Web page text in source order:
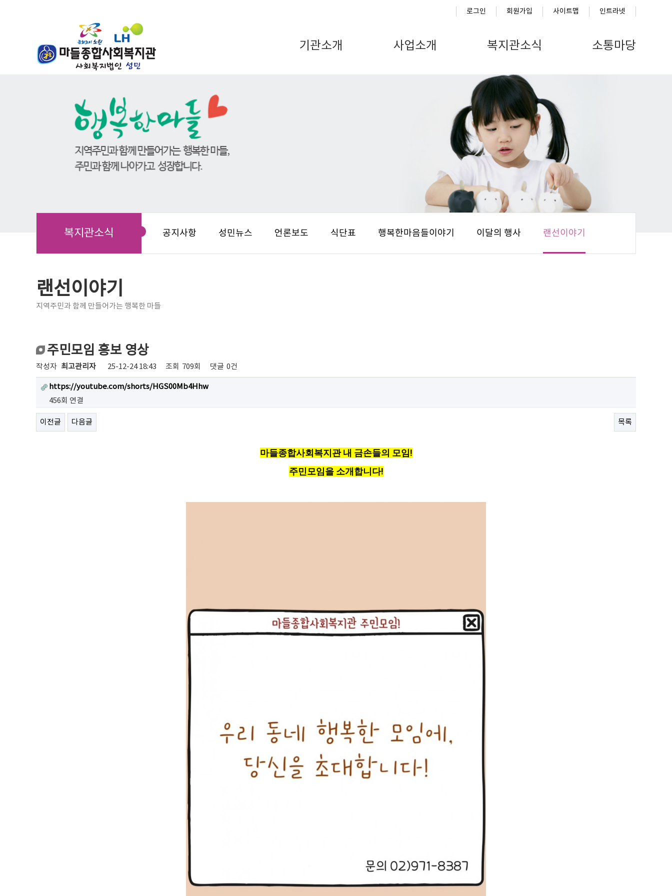
로그인 회원가입 사이트맵 인트라넷
기관소개 사업소개 복지관소식 소통마당
복지관소식 공지사항 성민뉴스 언론보도 식단표 행복한마음들이야기 이달의 행사 랜선이야기
랜선이야기
지역주민과 함께 만들어가는 행복한 마들
주민모임 홍보 영상
작성자 최고관리자 25-12-24 18:43 조회 709회 댓글 0건
https://youtube.com/shorts/HGS00Mb4Hhw
456회 연결
이전글 다음글 목록
마들종합사회복지관 내 금손들의 모임!
주민모임을 소개합니다!